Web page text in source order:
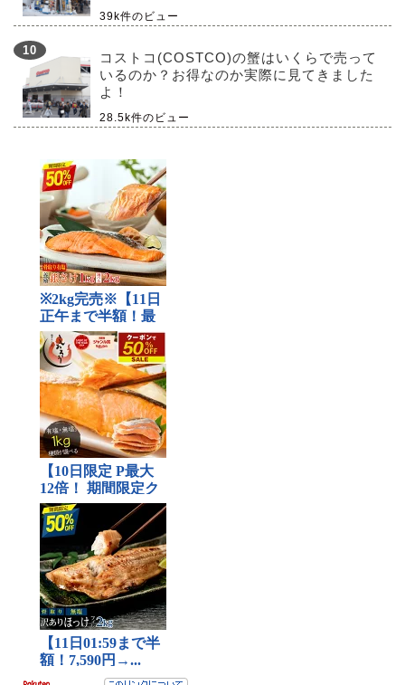
39k件のビュー
コストコ(COSTCO)の蟹はいくらで売って
いるのか？お得なのか実際に見てきました
よ！
28.5k件のビュー